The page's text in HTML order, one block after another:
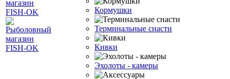
Кормушки
Терминальные снасти
Кивки
Эхолоты - камеры